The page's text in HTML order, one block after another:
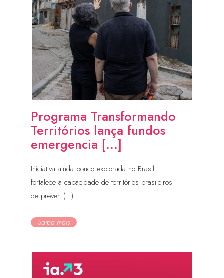
Programa Transformando
Territórios lança fundos
emergencia [...]
Iniciativa ainda pouco explorada no Brasil
fortalece a capacidade de territórios brasileiros
de preven (...)
Saiba mais